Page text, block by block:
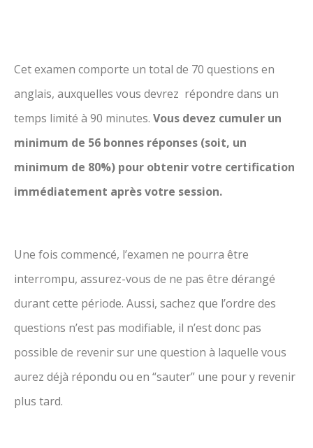
Cet examen comporte un total de 70 questions en
anglais, auxquelles vous devrez répondre dans un
temps limité à 90 minutes. Vous devez cumuler un
minimum de 56 bonnes réponses (soit, un
minimum de 80%) pour obtenir votre certification
immédiatement après votre session.
Une fois commencé, l’examen ne pourra être
interrompu, assurez-vous de ne pas être dérangé
durant cette période. Aussi, sachez que l’ordre des
questions n’est pas modifiable, il n’est donc pas
possible de revenir sur une question à laquelle vous
aurez déjà répondu ou en “sauter” une pour y revenir
plus tard.